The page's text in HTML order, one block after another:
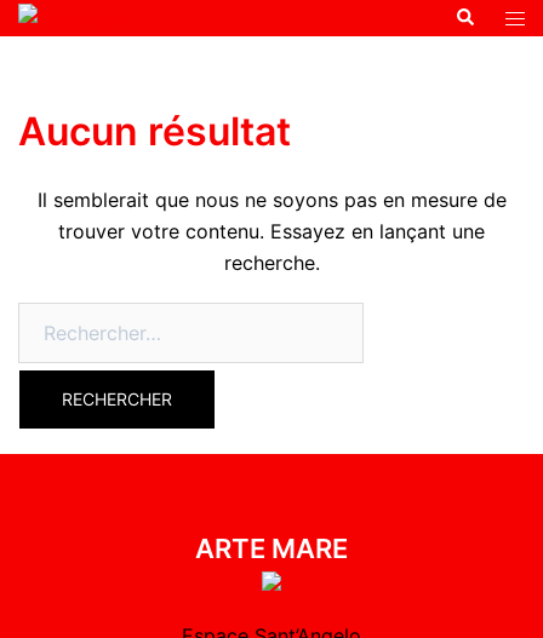
Aucun résultat
Il semblerait que nous ne soyons pas en mesure de
trouver votre contenu. Essayez en lançant une
recherche.
ARTE MARE